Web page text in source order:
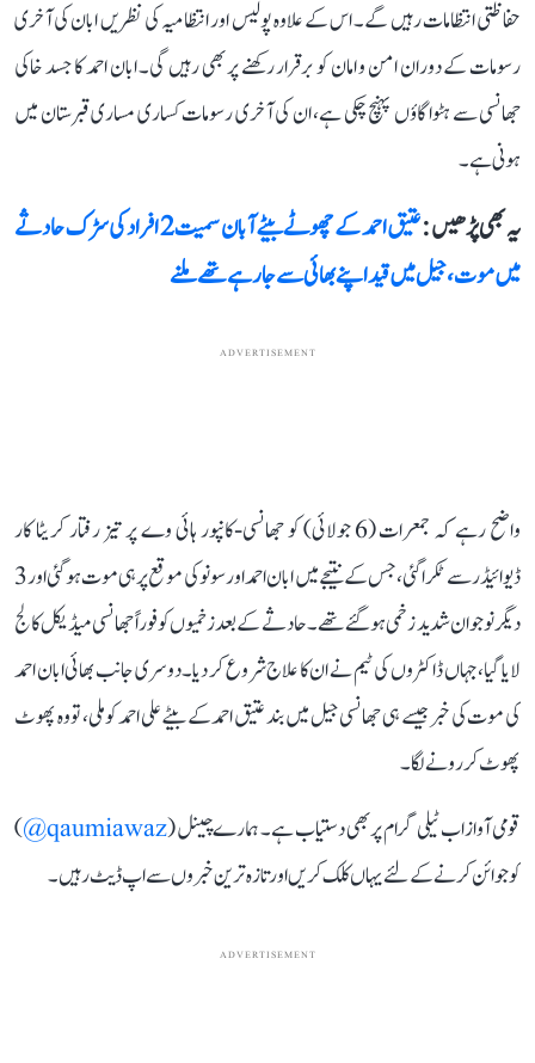
حفاظتی انتظامات رہیں گے۔ اس کے علاوہ پولیس اور انتظامیہ کی نظریں ابان کی آخری
رسومات کے دوران امن و امان کو برقرار رکھنے پر بھی رہیں گی۔ ابان احمد کا جسد خاکی
جھانسی سے ہٹوا گاؤں پہنچ چکی ہے، ان کی آخری رسومات کساری مساری قبرستان میں
ہونی ہے۔
یہ بھی پڑھیں :
عتیق احمد کے چھوٹے بیٹے آبان سمیت 2 افراد کی سڑک حادثے
میں موت، جیل میں قید اپنے بھائی سے جا رہے تھے ملنے
ADVERTISEMENT
واضح رہے کہ جمعرات (6 جولائی) کو جھانسی-کانپور ہائی وے پر تیز رفتار کریٹا کار
ڈیوائیڈر سے ٹکرا گئی، جس کے نتیجے میں ابان احمد اور سونو کی موقع پر ہی موت ہو گئی اور 3
دیگر نوجوان شدید زخمی ہو گئے تھے۔ حادثے کے بعد زخمیوں کو فوراً جھانسی میڈیکل کالج
لایا گیا، جہاں ڈاکٹروں کی ٹیم نے ان کا علاج شروع کر دیا۔ دوسری جانب بھائی ابان احمد
کی موت کی خبر جیسے ہی جھانسی جیل میں بند عتیق احمد کے بیٹے علی احمد کو ملی، تو وہ پھوٹ
پھوٹ کر رونے لگا۔
قومی آواز اب ٹیلی گرام پر بھی دستیاب ہے۔ ہمارے چینل (qaumiawaz@
)
کو جوائن کرنے کے لئے یہاں کلک کریں اور تازہ ترین خبروں سے اپ ڈیٹ رہیں۔
ADVERTISEMENT